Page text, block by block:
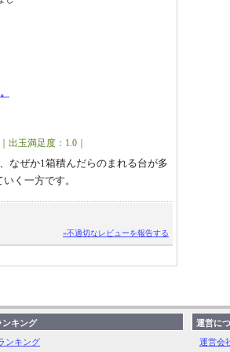
出玉満足度：1.0｜
ぜか1箱積んだらのまれる台が多
いく一方です。
»不適切なレビューを報告する
ンキング
ンキング
運営に
運営会